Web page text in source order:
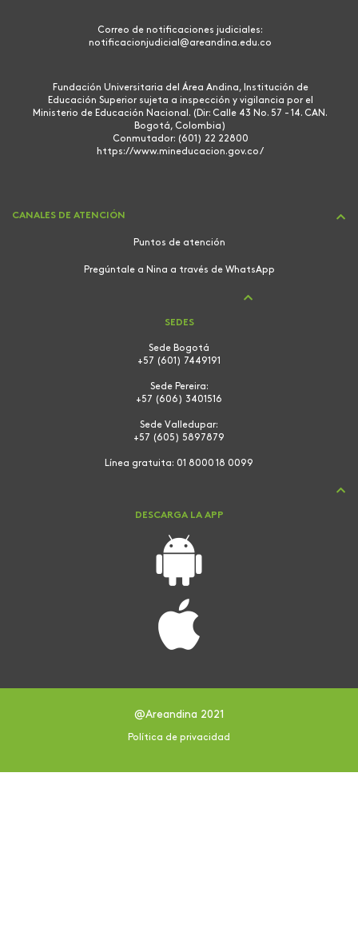
Correo de notificaciones judiciales:
notificacionjudicial@areandina.edu.co
Fundación Universitaria del Área Andina, Institución de
Educación Superior sujeta a inspección y vigilancia por el
Ministerio de Educación Nacional. (Dir: Calle 43 No. 57 - 14. CAN.
Bogotá, Colombia)
Conmutador: (601) 22 22800
https://www.mineducacion.gov.co/
CANALES DE ATENCIÓN
Puntos de atención
Pregúntale a Nina a través de WhatsApp
SEDES
Sede Bogotá
+57 (601) 7449191
Sede Pereira:
+57 (606) 3401516
Sede Valledupar:
+57 (605) 5897879
Línea gratuita: 01 8000 18 0099
DESCARGA LA APP
@Areandina 2021
Política de privacidad